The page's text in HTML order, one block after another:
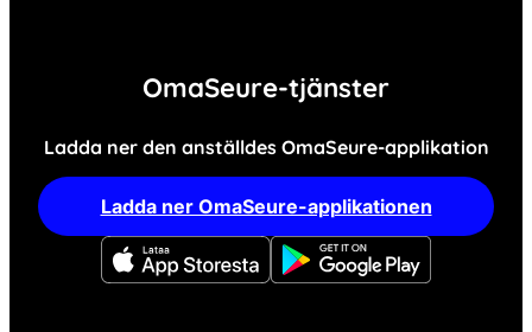
OmaSeure-tjänster
Ladda ner den anställdes OmaSeure-applikation
Ladda ner OmaSeure-applikationen